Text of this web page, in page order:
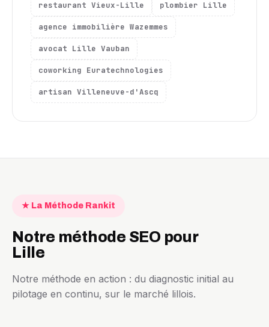
restaurant Vieux-Lille plombier Lille
agence immobilière Wazemmes
avocat Lille Vauban
coworking Euratechnologies
artisan Villeneuve-d'Ascq
★ La Méthode Rankit
Notre méthode SEO pour
Lille
Notre méthode en action : du diagnostic initial au
pilotage en continu, sur le marché lillois.